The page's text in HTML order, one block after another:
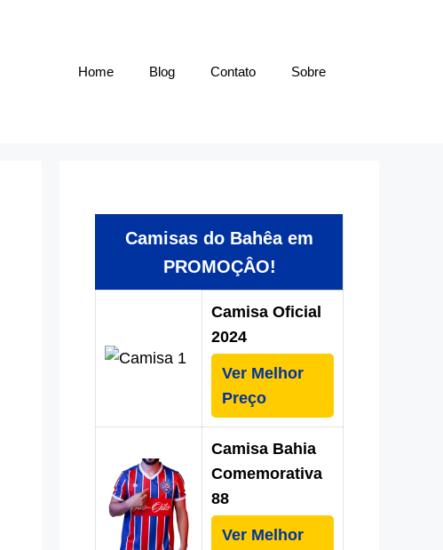
Home Blog Contato Sobre
Camisas do Bahêa em
PROMOÇÂO!
Camisa Oficial
2024
Ver Melhor
Preço
Camisa Bahia
Comemorativa
88
Ver Melhor